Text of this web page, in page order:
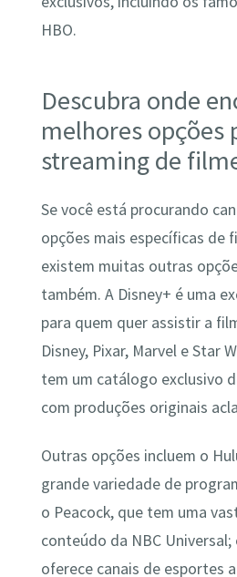
HBO.
Descubra onde
melhores opções
streaming de
Se você está procurando
opções mais específicas de
existem muitas outras
também. A Disney+ é uma
para quem quer assistir a
Disney, Pixar, Marvel e Star
tem um catálogo exclusivo
com produções originais
Outras opções incluem o
grande variedade de
o Peacock, que tem uma
conteúdo da NBC Universal;
oferece canais de esportes